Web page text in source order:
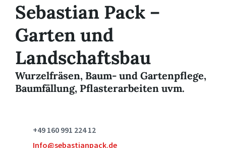
Sebastian Pack –
Garten und
Landschaftsbau
Wurzelfräsen, Baum- und Gartenpflege,
Baumfällung, Pflasterarbeiten uvm.
+49 160 991 224 12
Info@sebastianpack.de